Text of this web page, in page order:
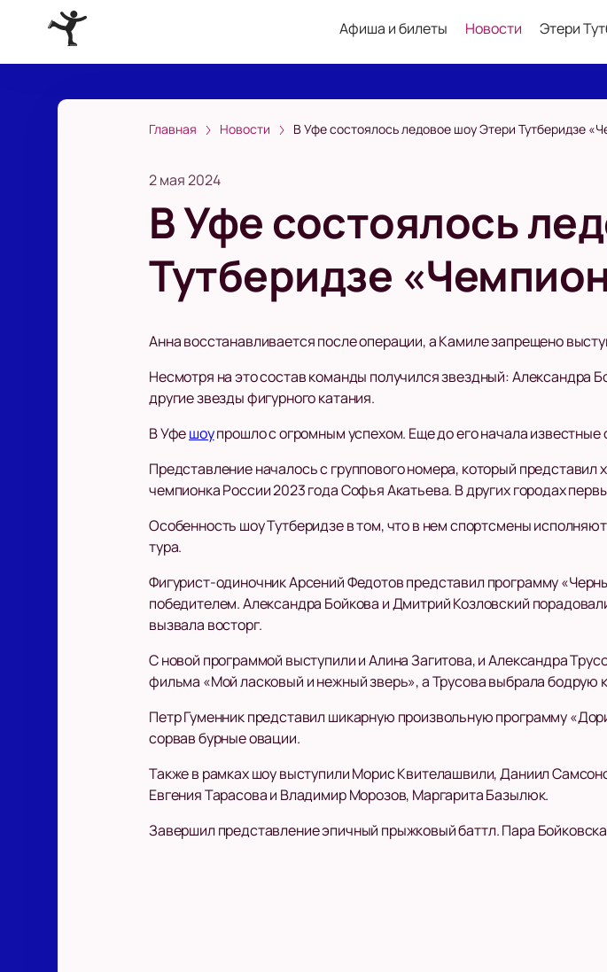
Афиша и билеты Новости Этери
Главная Новости В Уфе состоялось ледовое шоу Этери Тутберидзе
2 мая 2024
В Уфе состоялось
Тутберидзе
Анна восстанавливается после операции, а Камиле запрещено
Несмотря на это состав команды получился звездный: Александра
другие звезды фигурного катания.
В Уфешоупрошло с огромным успехом. Еще до его начала известные
Представление началось с группового номера, который
чемпионка России 2023 года Софья Акатьева. В других городах
Особенность шоу Тутберидзе в том, что в нем спортсмены
тура.
Фигурист-одиночник Арсений Федотов представил программу
победителем. Александра Бойкова и Дмитрий Козловский
вызвала восторг.
С новой программой выступили и Алина Загитова, и Александра
фильма «Мой ласковый и нежный зверь», а Трусова выбрала
Петр Гуменник представил шикарную произвольную программу
сорвав бурные овации.
Также в рамках шоу выступили Морис Квителашвили, Даниил
Евгения Тарасова и Владимир Морозов, Маргарита Базылюк.
Завершил представление эпичный прыжковый баттл. Пара